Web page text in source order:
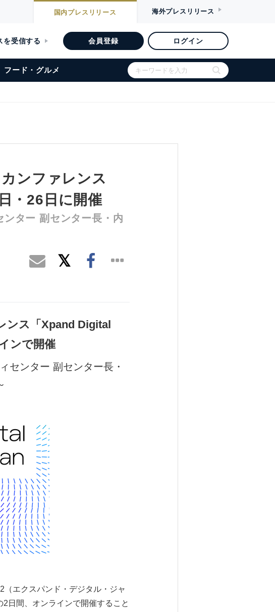
国内プレスリリース 海外プレスリリース
を受信する 会員登録 ログイン
フード・グルメ
ンファレンス
・26日に開催
ター 副センター長・内
ンス「Xpand Digital
ンで開催
センター 副センター長・
エクスパンド・デジタル・ジャ
日間、オンラインで開催すること